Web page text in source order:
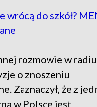
wrócą do szkół?
rozmowie w radiu
o znoszeniu
Zaznaczył, że z
w Polsce jest